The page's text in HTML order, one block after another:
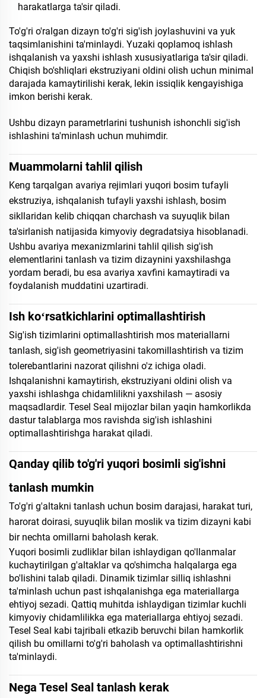
harakatlarga ta'sir qiladi.
To'g'ri o'ralgan dizayn to'g'ri sig'ish joylashuvini va yuk
taqsimlanishini ta'minlaydi. Yuzaki qoplamoq ishlash
ishqalanish va yaxshi ishlash xususiyatlariga ta'sir qiladi.
Chiqish bo'shliqlari ekstruziyani oldini olish uchun minimal
darajada kamaytirilishi kerak, lekin issiqlik kengayishiga
imkon berishi kerak.
Ushbu dizayn parametrlarini tushunish ishonchli sig'ish
ishlashini ta'minlash uchun muhimdir.
Muammolarni tahlil qilish
Keng tarqalgan avariya rejimlari yuqori bosim tufayli
ekstruziya, ishqalanish tufayli yaxshi ishlash, bosim
sikllaridan kelib chiqqan charchash va suyuqlik bilan
ta'sirlanish natijasida kimyoviy degradatsiya hisoblanadi.
Ushbu avariya mexanizmlarini tahlil qilish sig'ish
elementlarini tanlash va tizim dizaynini yaxshilashga
yordam beradi, bu esa avariya xavfini kamaytiradi va
foydalanish muddatini uzartiradi.
Ish koʻrsatkichlarini optimallashtirish
Sig'ish tizimlarini optimallashtirish mos materiallarni
tanlash, sig'ish geometriyasini takomillashtirish va tizim
tolerebantlarini nazorat qilishni o'z ichiga oladi.
Ishqalanishni kamaytirish, ekstruziyani oldini olish va
yaxshi ishlashga chidamlilikni yaxshilash — asosiy
maqsadlardir. Tesel Seal mijozlar bilan yaqin hamkorlikda
dastur talablarga mos ravishda sig'ish ishlashini
optimallashtirishga harakat qiladi.
Qanday qilib to'g'ri yuqori bosimli sig'ishni
tanlash mumkin
To'g'ri g'altakni tanlash uchun bosim darajasi, harakat turi,
harorat doirasi, suyuqlik bilan moslik va tizim dizayni kabi
bir nechta omillarni baholash kerak.
Yuqori bosimli zudliklar bilan ishlaydigan qo'llanmalar
kuchaytirilgan g'altaklar va qo'shimcha halqalarga ega
bo'lishini talab qiladi. Dinamik tizimlar silliq ishlashni
ta'minlash uchun past ishqalanishga ega materiallarga
ehtiyoj sezadi. Qattiq muhitda ishlaydigan tizimlar kuchli
kimyoviy chidamlilikka ega materiallarga ehtiyoj sezadi.
Tesel Seal kabi tajribali etkazib beruvchi bilan hamkorlik
qilish bu omillarni to'g'ri baholash va optimallashtirishni
ta'minlaydi.
Nega Tesel Seal tanlash kerak